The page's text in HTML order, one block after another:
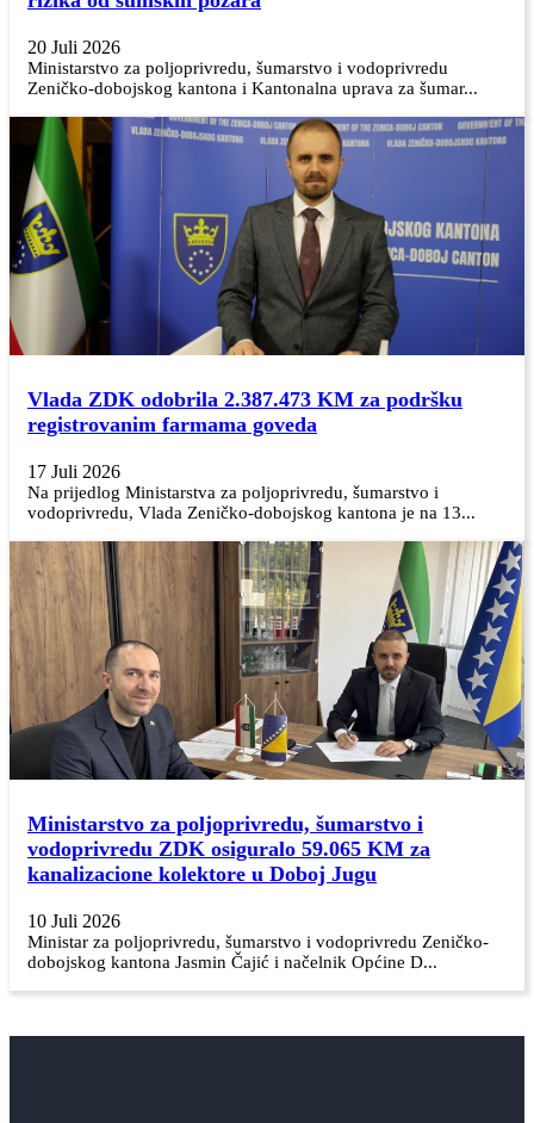
20 Juli 2026
Ministarstvo za poljoprivredu, šumarstvo i vodoprivredu
Zeničko-dobojskog kantona i Kantonalna uprava za šumar...
Vlada ZDK odobrila 2.387.473 KM za podršku
registrovanim farmama goveda
17 Juli 2026
Na prijedlog Ministarstva za poljoprivredu, šumarstvo i
vodoprivredu, Vlada Zeničko-dobojskog kantona je na 13...
Ministarstvo za poljoprivredu, šumarstvo i
vodoprivredu ZDK osiguralo 59.065 KM za
kanalizacione kolektore u Doboj Jugu
10 Juli 2026
Ministar za poljoprivredu, šumarstvo i vodoprivredu Zeničko-
dobojskog kantona Jasmin Čajić i načelnik Općine D...